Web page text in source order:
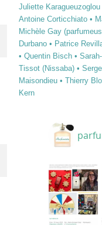
Juliette Karagueuzoglou
Antoine Corticchiato •
Michèle Gay
Durbano • Patrice
• Quentin Bisch •
Tissot (Nissaba) •
Maisondieu • Thierry
Kern